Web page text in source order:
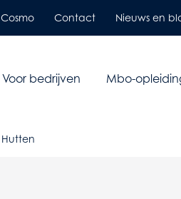
Contact Nieuws en
Voor bedrijven Mbo-